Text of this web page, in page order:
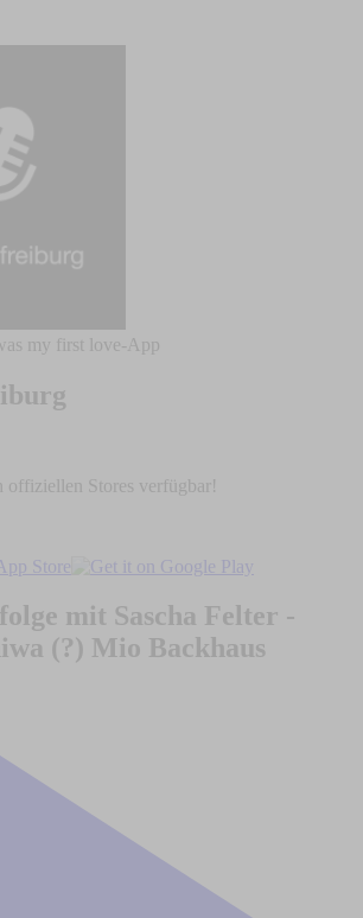
my first love-App
offiziellen Stores verfügbar!
mit Sascha Felter -
(?) Mio Backhaus